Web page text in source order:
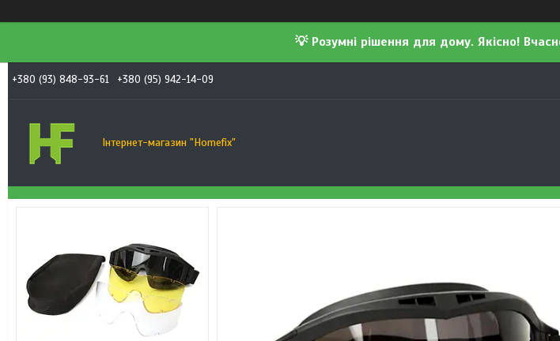
💡 Розумні рішення для дому. Якісно!
+380 (93) 848-93-61 +380 (95) 942-14-09
Інтернет-магазин "Homefix"